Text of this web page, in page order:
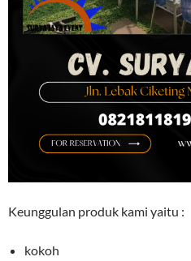
Keunggulan produk kami yaitu :
kokoh